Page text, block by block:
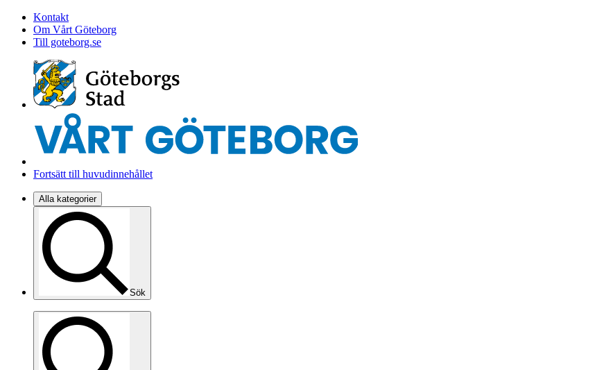
Kontakt
Om Vårt Göteborg
Till goteborg.se
Fortsätt till huvudinnehållet
Alla kategorier
Sök